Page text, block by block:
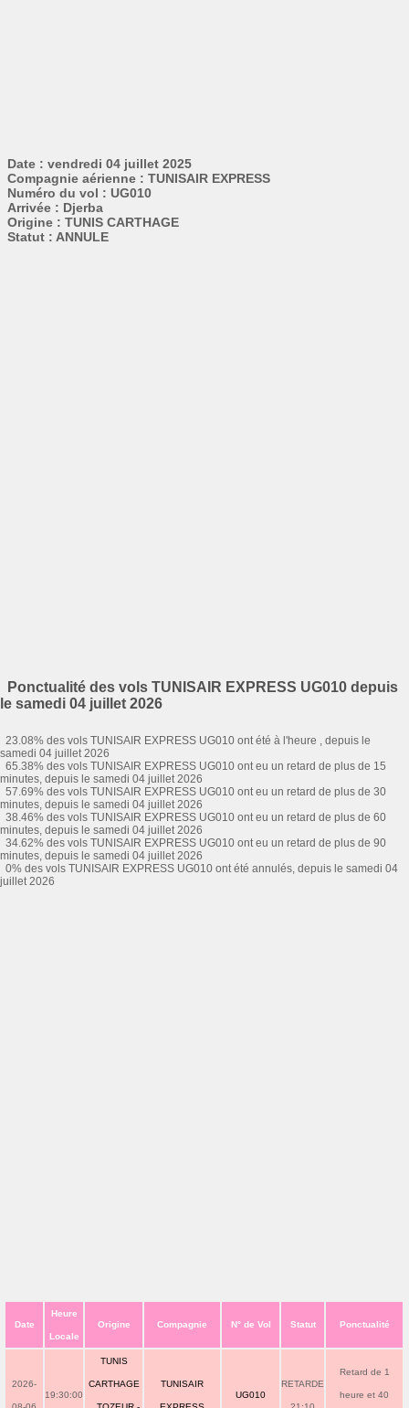
Date : vendredi 04 juillet 2025
Compagnie aérienne : TUNISAIR EXPRESS
Numéro du vol : UG010
Arrivée : Djerba
Origine : TUNIS CARTHAGE
Statut : ANNULE
Ponctualité des vols TUNISAIR EXPRESS UG010 depuis
le samedi 04 juillet 2026
23.08% des vols TUNISAIR EXPRESS UG010 ont été à l'heure , depuis le
samedi 04 juillet 2026
65.38% des vols TUNISAIR EXPRESS UG010 ont eu un retard de plus de 15
minutes, depuis le samedi 04 juillet 2026
57.69% des vols TUNISAIR EXPRESS UG010 ont eu un retard de plus de 30
minutes, depuis le samedi 04 juillet 2026
38.46% des vols TUNISAIR EXPRESS UG010 ont eu un retard de plus de 60
minutes, depuis le samedi 04 juillet 2026
34.62% des vols TUNISAIR EXPRESS UG010 ont eu un retard de plus de 90
minutes, depuis le samedi 04 juillet 2026
0% des vols TUNISAIR EXPRESS UG010 ont été annulés, depuis le samedi 04
juillet 2026
Date
Heure
Locale
Origine Compagnie N° de Vol Statut Ponctualité
2026-
19:30:00
TUNIS
CARTHAGE TUNISAIR
UG010
RETARDE
Retard de 1
heure et 40